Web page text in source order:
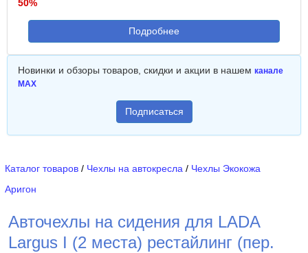
50%
Подробнее
Новинки и обзоры товаров, скидки и акции в нашем канале
MAX
Подписаться
Каталог товаров / Чехлы на автокресла / Чехлы Экокожа
Аригон
Авточехлы на сидения для LADA
Largus I (2 места) рестайлинг (пер.